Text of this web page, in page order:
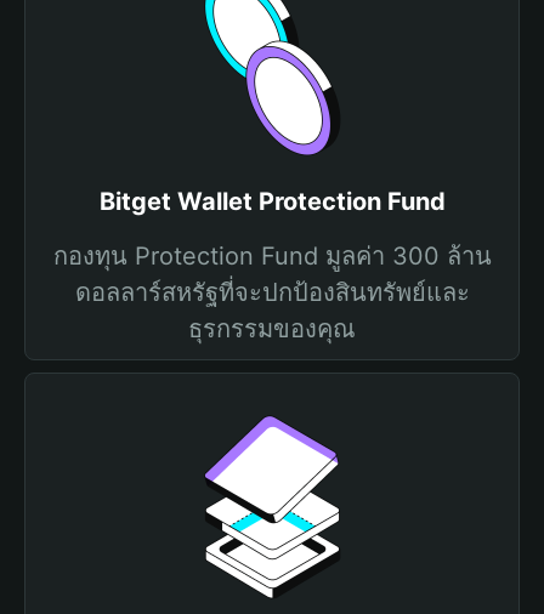
Bitget Wallet Protection Fund
กองทุน Protection Fund มูลค่า 300 ล้าน
ดอลลาร์สหรัฐที่จะปกป้องสินทรัพย์และ
ธุรกรรมของคุณ